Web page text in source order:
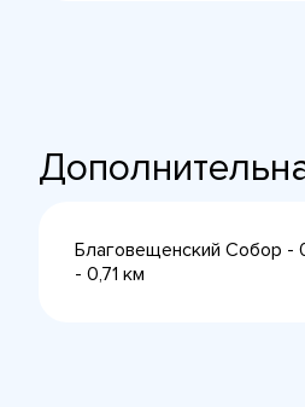
Благовещенский Собор -
- 0,71 км